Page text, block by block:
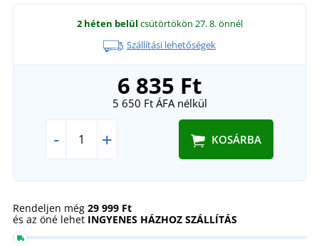
2 héten belül csütörtökön 27. 8.önnél
Szállítási lehetőségek
6 835 Ft
5 650 FtÁFA nélkül
- + KOSÁRBA
Rendeljen még 29 999 Ft
és az öné lehet INGYENES HÁZHOZ SZÁLLÍTÁS